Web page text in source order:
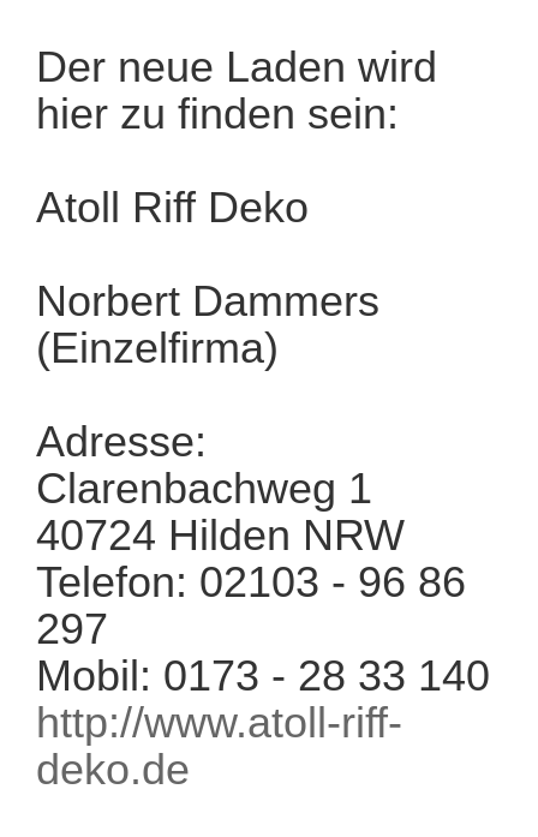
Der neue Laden wird
hier zu finden sein:
Atoll Riff Deko
Norbert Dammers
(Einzelfirma)
Adresse:
Clarenbachweg 1
40724 Hilden NRW
Telefon: 02103 - 96 86
297
Mobil: 0173 - 28 33 140
http://www.atoll-riff-
deko.de